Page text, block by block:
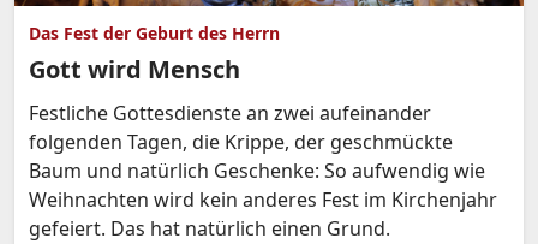
Das Fest der Geburt des Herrn
Gott wird Mensch
Festliche Gottesdienste an zwei aufeinander
folgenden Tagen, die Krippe, der geschmückte
Baum und natürlich Geschenke: So aufwendig wie
Weihnachten wird kein anderes Fest im Kirchenjahr
gefeiert. Das hat natürlich einen Grund.